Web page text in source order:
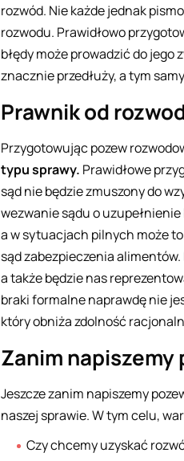
rozwód. Nie każde jednak
rozwodu. Prawidłowo
błędy może prowadzić do
znacznie przedłuży, a tym
Prawnik od
Przygotowując pozew
typu sprawy. Prawidłowe
sąd nie będzie zmuszony do
wezwanie sądu o
a w sytuacjach pilnych może
sąd zabezpieczenia
a także będzie nas
braki formalne naprawdę nie
który obniża zdolność
Zanim napiszemy
Jeszcze zanim napiszemy
naszej sprawie. W tym celu,
Czy chcemy uzyskać